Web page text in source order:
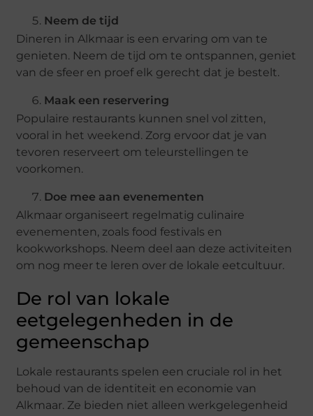
Neem de tijd
Dineren in Alkmaar is een ervaring om van te
genieten. Neem de tijd om te ontspannen, geniet
van de sfeer en proef elk gerecht dat je bestelt.
Maak een reservering
Populaire restaurants kunnen snel vol zitten,
vooral in het weekend. Zorg ervoor dat je van
tevoren reserveert om teleurstellingen te
voorkomen.
Doe mee aan evenementen
Alkmaar organiseert regelmatig culinaire
evenementen, zoals food festivals en
kookworkshops. Neem deel aan deze activiteiten
om nog meer te leren over de lokale eetcultuur.
De rol van lokale
eetgelegenheden in de
gemeenschap
Lokale restaurants spelen een cruciale rol in het
behoud van de identiteit en economie van
Alkmaar. Ze bieden niet alleen werkgelegenheid